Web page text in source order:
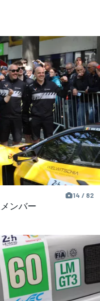
14 / 82
ンバー